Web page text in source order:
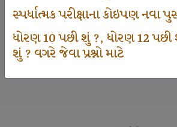
સ્પર્ધાત્મક પરીક્ષાના કોઇપણ નવા
ધોરણ 10 પછી શું ?, ધોરણ 12 પછી
શું ? વગરે જેવા પ્રશ્નો માટે